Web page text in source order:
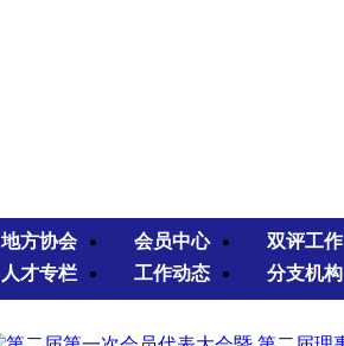
地方协会 会员中心 双评工作
人才专栏 工作动态 分支机构